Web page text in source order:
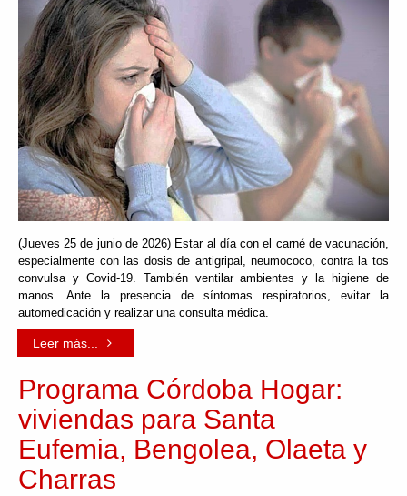
(Jueves 25 de junio de 2026) Estar al día con el carné de vacunación,
especialmente con las dosis de antigripal, neumococo, contra la tos
convulsa y Covid-19. También ventilar ambientes y la higiene de
manos. Ante la presencia de síntomas respiratorios, evitar la
automedicación y realizar una consulta médica.
Leer más...
Programa Córdoba Hogar:
viviendas para Santa
Eufemia, Bengolea, Olaeta y
Charras